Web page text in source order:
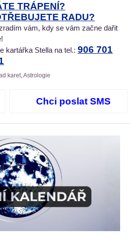
TRÁPENÍ?
RADU?
vám, kdy se vám začne dařit
kartářka Stella na tel.: 906 701
karet, Astrologie
Chci poslat SMS